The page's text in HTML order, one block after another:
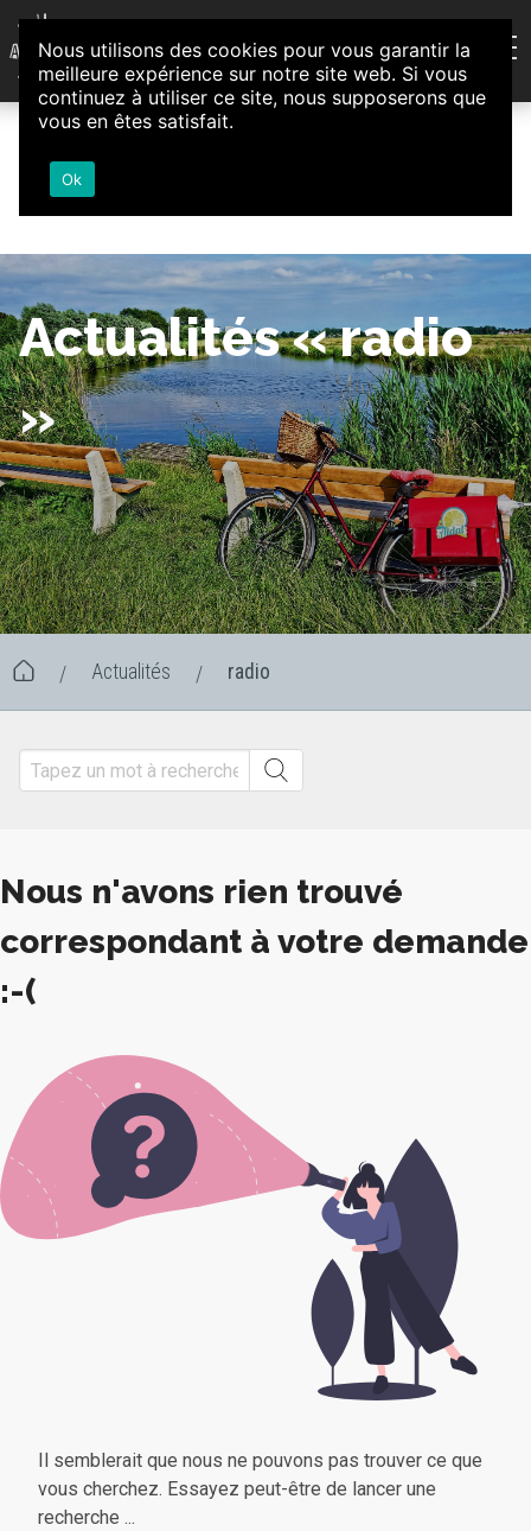
Aller au contenu
Association d'Animation et d'Initiatives Citoyennes
Loire-Authion
Actualités « radio
»
/ Actualités / radio
Nous n'avons rien trouvé
correspondant à votre demande
:-(
Il semblerait que nous ne pouvons pas trouver ce que
vous cherchez. Essayez peut-être de lancer une
recherche ...
Nous utilisons des cookies pour vous garantir la
meilleure expérience sur notre site web. Si vous
continuez à utiliser ce site, nous supposerons que
vous en êtes satisfait.
Ok